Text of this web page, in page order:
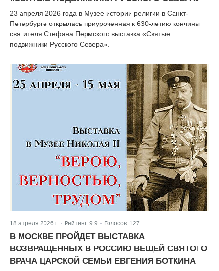
23 апреля 2026 года в Музее истории религии в Санкт-
Петербурге открылась приуроченная к 630-летию кончины
святителя Стефана Пермского выставка «Святые
подвижники Русского Севера».
18 апреля 2026 г. Рейтинг: 9.9 Голосов: 127
В МОСКВЕ ПРОЙДЕТ ВЫСТАВКА
ВОЗВРАЩЕННЫХ В РОССИЮ ВЕЩЕЙ СВЯТОГО
ВРАЧА ЦАРСКОЙ СЕМЬИ ЕВГЕНИЯ БОТКИНА